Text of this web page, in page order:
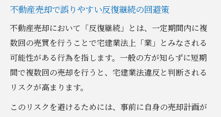
不動産売却で誤りやすい反復継続の回避策
不動産売却において「反復継続」とは、一定期間内に複
数回の売買を行うことで宅建業法上「業」とみなされる
可能性がある行為を指します。一般の方が知らずに短期
間で複数回の売却を行うと、宅建業法違反と判断される
リスクが高まります。
このリスクを避けるためには、事前に自身の売却計画が